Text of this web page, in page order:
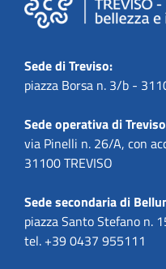
Sede di Treviso:
piazza Borsa n. 3/b -
Sede operativa di
via Pinelli n. 26/A, con
31100 TREVISO
Sede secondaria di
piazza Santo Stefano n.
tel. +39 0437 955111